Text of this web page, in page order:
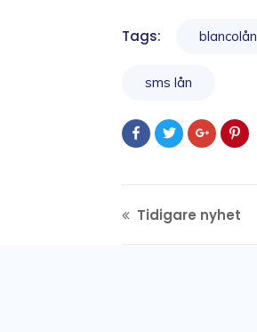
Tags: blancolån
sms lån
Tidigare nyhet